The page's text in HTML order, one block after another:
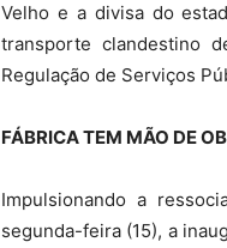
Velho e a divisa do
transporte clandestino
Regulação de Serviços
FÁBRICA TEM MÃO DE
Impulsionando a
segunda-feira (15), a